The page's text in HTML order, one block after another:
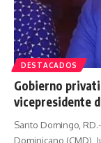
DESTACADOS
Gobierno
vicepresidente
Santo Domingo,
Dominicano (CMD),